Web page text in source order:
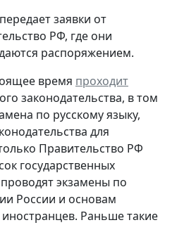
заявки от
РФ, где они
распоряжением.
время проходит
законодательства, в том
по русскому языку,
для
Правительство РФ
государственных
экзамены по
России и основам
иностранцев. Раньше такие